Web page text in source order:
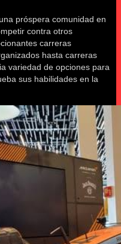
próspera comunidad en
contra otros
carreras
hasta carreras
variedad de opciones para
sus habilidades en la